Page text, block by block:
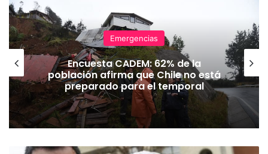
Emergencias
Encuesta CADEM: 62% de la
población afirma que Chile no está
preparado para el temporal